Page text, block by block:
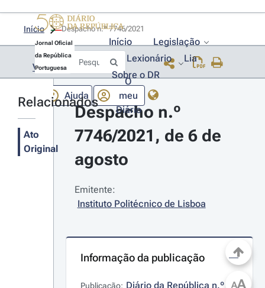
Jornal Oficial
da República
Portuguesa
Início
Legislação
Lexionário
Lia
Sobre o DR
Ajuda
O
meu
Diário
Início
Voltar
Relacionados
Ato
Original
Despacho n.º
7746/2021, de 6 de
agosto
Emitente:
Instituto Politécnico de Lisboa
Informação da publicação
Publicação: Diário da República n.º
AA